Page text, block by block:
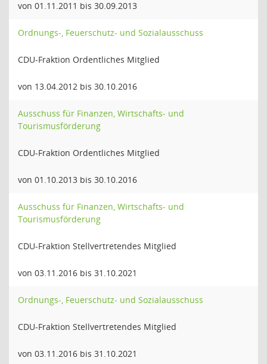
von 01.11.2011 bis 30.09.2013
Ordnungs-, Feuerschutz- und Sozialausschuss
CDU-Fraktion Ordentliches Mitglied
von 13.04.2012 bis 30.10.2016
Ausschuss für Finanzen, Wirtschafts- und
Tourismusförderung
CDU-Fraktion Ordentliches Mitglied
von 01.10.2013 bis 30.10.2016
Ausschuss für Finanzen, Wirtschafts- und
Tourismusförderung
CDU-Fraktion Stellvertretendes Mitglied
von 03.11.2016 bis 31.10.2021
Ordnungs-, Feuerschutz- und Sozialausschuss
CDU-Fraktion Stellvertretendes Mitglied
von 03.11.2016 bis 31.10.2021